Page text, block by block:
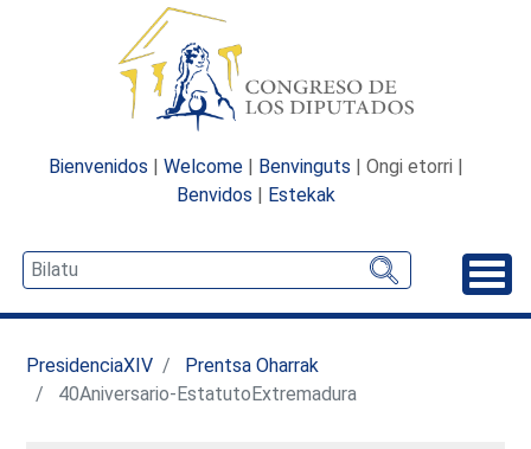
Bienvenidos | Welcome | Benvinguts | Ongi etorri |
Benvidos | Estekak
PresidenciaXIV
Prentsa Oharrak
40Aniversario-EstatutoExtremadura